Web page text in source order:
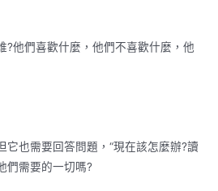
?他們喜歡什麼，他們不喜歡什麼，他
它也需要回答問題，“現在該怎麼辦?讀
們需要的一切嗎?